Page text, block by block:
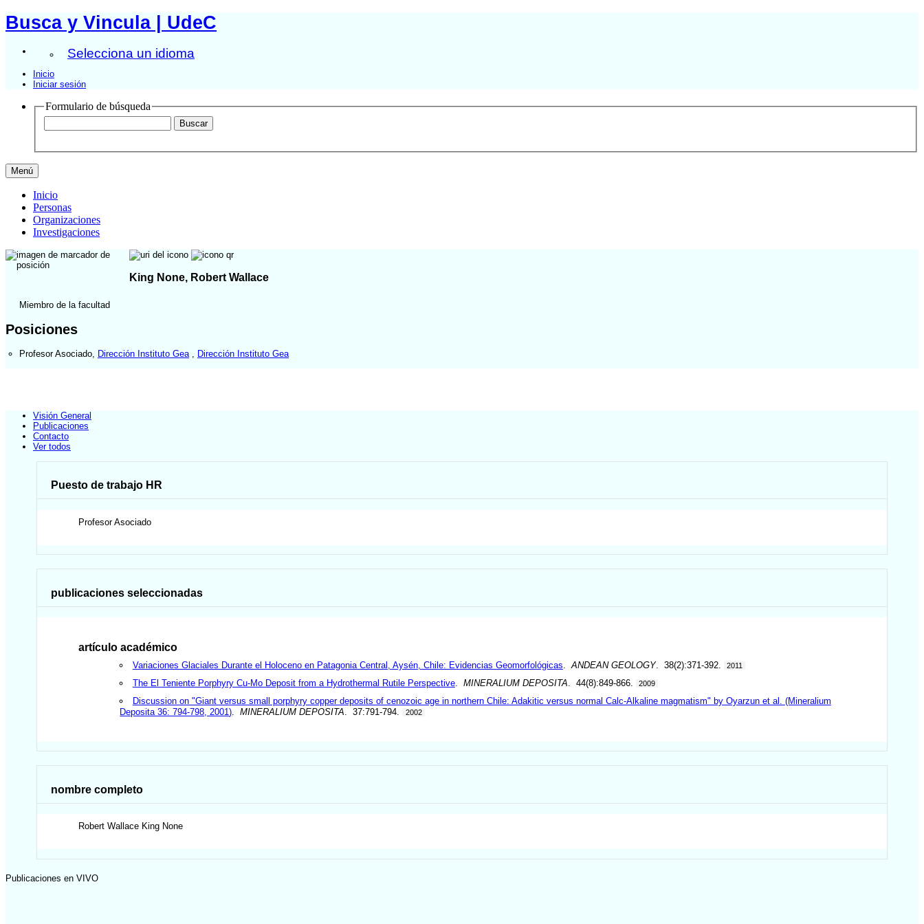
Busca y Vincula | UdeC
Selecciona un idioma
Inicio
Iniciar sesión
Formulario de búsqueda
Menú
Inicio
Personas
Organizaciones
Investigaciones
King None, Robert Wallace
Miembro de la facultad
Posiciones
Profesor Asociado Dirección Instituto Gea Dirección Instituto Gea
Visión General
Publicaciones
Contacto
Ver todos
Puesto de trabajo HR
Profesor Asociado
publicaciones seleccionadas
artículo académico
Variaciones Glaciales Durante el Holoceno en Patagonia Central, Aysén, Chile: Evidencias Geomorfológicas ANDEAN GEOLOGY. 38(2):371-392. 2011
The El Teniente Porphyry Cu-Mo Deposit from a Hydrothermal Rutile Perspective. MINERALIUM DEPOSITA . 44(8):849-866. 2009
Discussion on "Giant versus small porphyry copper deposits of cenozoic age in northern Chile: Adakitic versus normal Calc-Alkaline magmatism" by Oyarzun et al. (Mineralium
Deposita 36: 794-798, 2001) .MINERALIUM DEPOSITA . 37:791-794. 2002
nombre completo
Robert Wallace King None
Publicaciones en VIVO